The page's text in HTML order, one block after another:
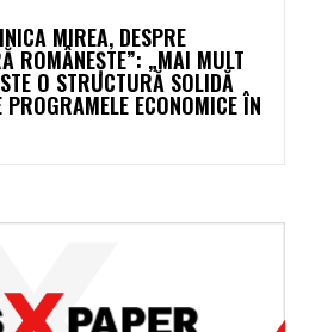
MIREA, DESPRE
ROMÂNEȘTE”: „MAI MULT
O STRUCTURĂ SOLIDĂ
ECONOMICE ÎN